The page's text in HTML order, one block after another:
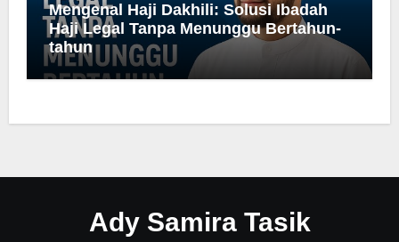
Mengenal Haji Dakhili: Solusi Ibadah
Haji Legal Tanpa Menunggu Bertahun-
tahun
Ady Samira Tasik